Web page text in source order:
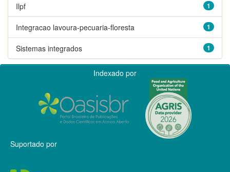
1
Ilpf
1
Integracao lavoura-pecuaria-floresta
1
Sistemas integrados
Indexado por
Suportado por